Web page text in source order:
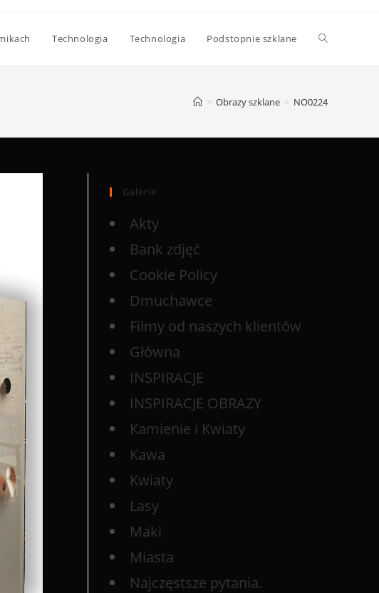
Technologia Technologia Podstopnie szklane
> Obrazy szklane > NO0224
Galerie
Akty
Bank zdjęć
Cookie Policy
Dmuchawce
Filmy od naszych klientów
Główna
INSPIRACJE
INSPIRACJE OBRAZY
Kamienie i Kwiaty
Kawa
Kwiaty
Lasy
Maki
Miasta
Najczęstsze pytania.